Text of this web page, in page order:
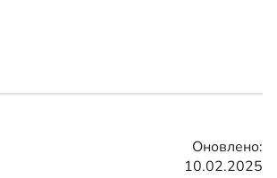
Оновлено:
10.02.2025